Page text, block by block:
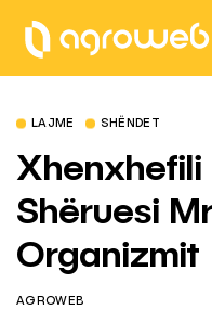
LAJME SHËNDET
Xhenxhefili
Shëruesi
Organizmit
AGROWEB